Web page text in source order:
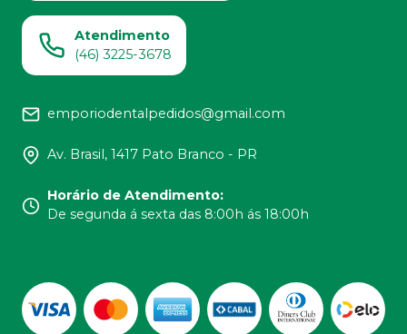
Atendimento
(46) 3225-3678
emporiodentalpedidos@gmail.com
Av. Brasil, 1417 Pato Branco - PR
Horário de Atendimento:
De segunda á sexta das 8:00h ás 18:00h